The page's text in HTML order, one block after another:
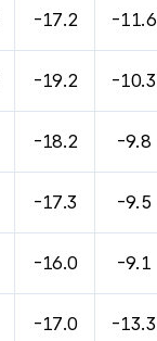
-17.2 -11.6
-19.2 -10.3
-18.2 -9.8
-17.3 -9.5
-16.0 -9.1
-17.0 -13.3